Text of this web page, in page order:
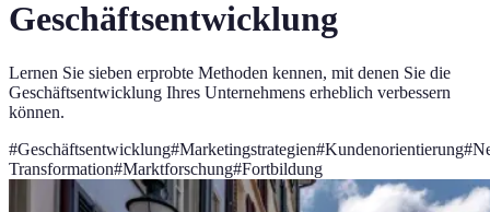
Geschäftsentwicklung
Lernen Sie sieben erprobte Methoden kennen, mit denen Sie die
Geschäftsentwicklung Ihres Unternehmens erheblich verbessern
können.
#Geschäftsentwicklung#Marketingstrategien#Kundenorientierung#
Transformation#Marktforschung#Fortbildung